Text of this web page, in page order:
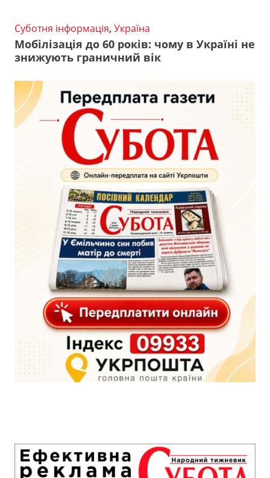
Суботня інформація, Україна
Мобілізація до 60 років: чому в Україні не
знижують граничний вік